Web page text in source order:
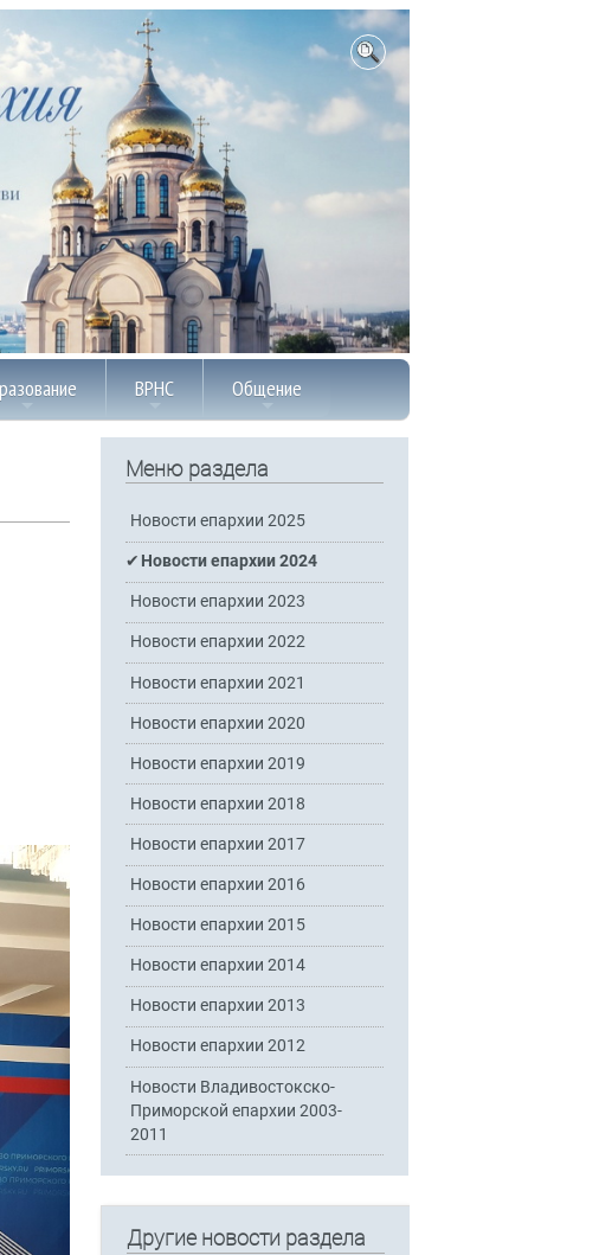
ВРНС Общение
Меню раздела
Новости епархии 2025
Новости епархии 2024
Новости епархии 2023
Новости епархии 2022
Новости епархии 2021
Новости епархии 2020
Новости епархии 2019
Новости епархии 2018
Новости епархии 2017
Новости епархии 2016
Новости епархии 2015
Новости епархии 2014
Новости епархии 2013
Новости епархии 2012
Новости Владивостокско-
Приморской епархии 2003-
2011
Другие новости раздела